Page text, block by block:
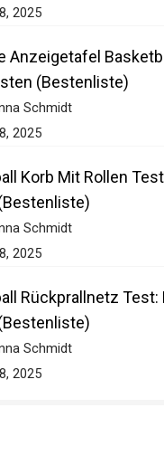
Schmidt
Anzeigetafel
(Bestenliste)
Schmidt
Korb Mit Rollen Test:
Schmidt
Rückprallnetz Test:
Schmidt